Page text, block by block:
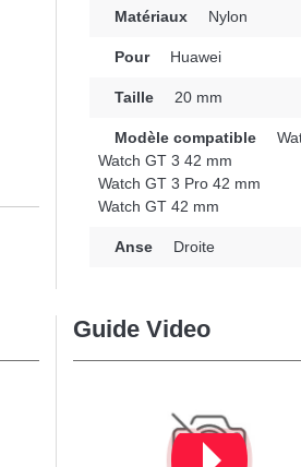
Matériaux Nylon
Pour Huawei
Taille 20 mm
Modèle compatible
Watch GT 3 42 mm
Watch GT 3 Pro 42 mm
Watch GT 42 mm
Anse Droite
Guide Video